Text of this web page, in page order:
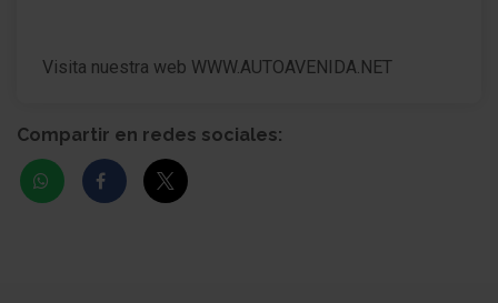
Visita nuestra web WWW.AUTOAVENIDA.NET
Compartir en redes sociales: